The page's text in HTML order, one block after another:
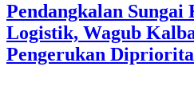
Pendangkalan Sungai
Logistik, Wagub
Pengerukan